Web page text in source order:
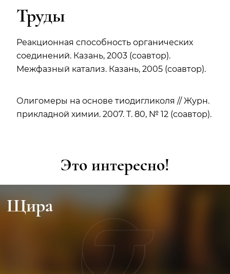
Труды
Реакционная способность органических
соединений. Казань, 2003 (соавтор).
Межфазный катализ. Казань, 2005 (соавтор).
Олигомеры на основе тиодигликоля // Журн.
прикладной химии. 2007. Т. 80, № 12 (соавтор).
Это интересно!
Щира